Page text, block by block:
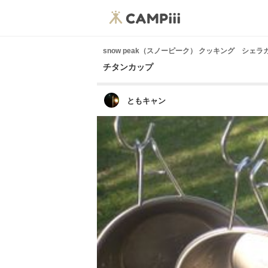
snow peak（スノーピーク） クッキング シェラ
チタンカップ
ともキャン